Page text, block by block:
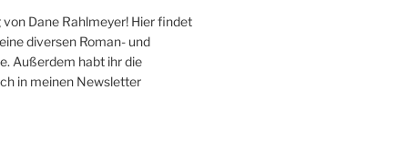
Dane Rahlmeyer! Hier findet
diversen Roman- und
Außerdem habt ihr die
in meinen Newsletter